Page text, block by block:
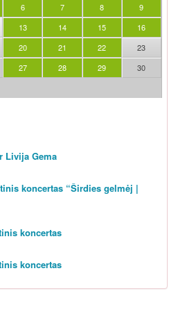
6 7 8
9
13 14 15
16
20 21 22
23
27 28 29
30
Livija Gema
koncertas “Širdies gelmėj |
koncertas
koncertas